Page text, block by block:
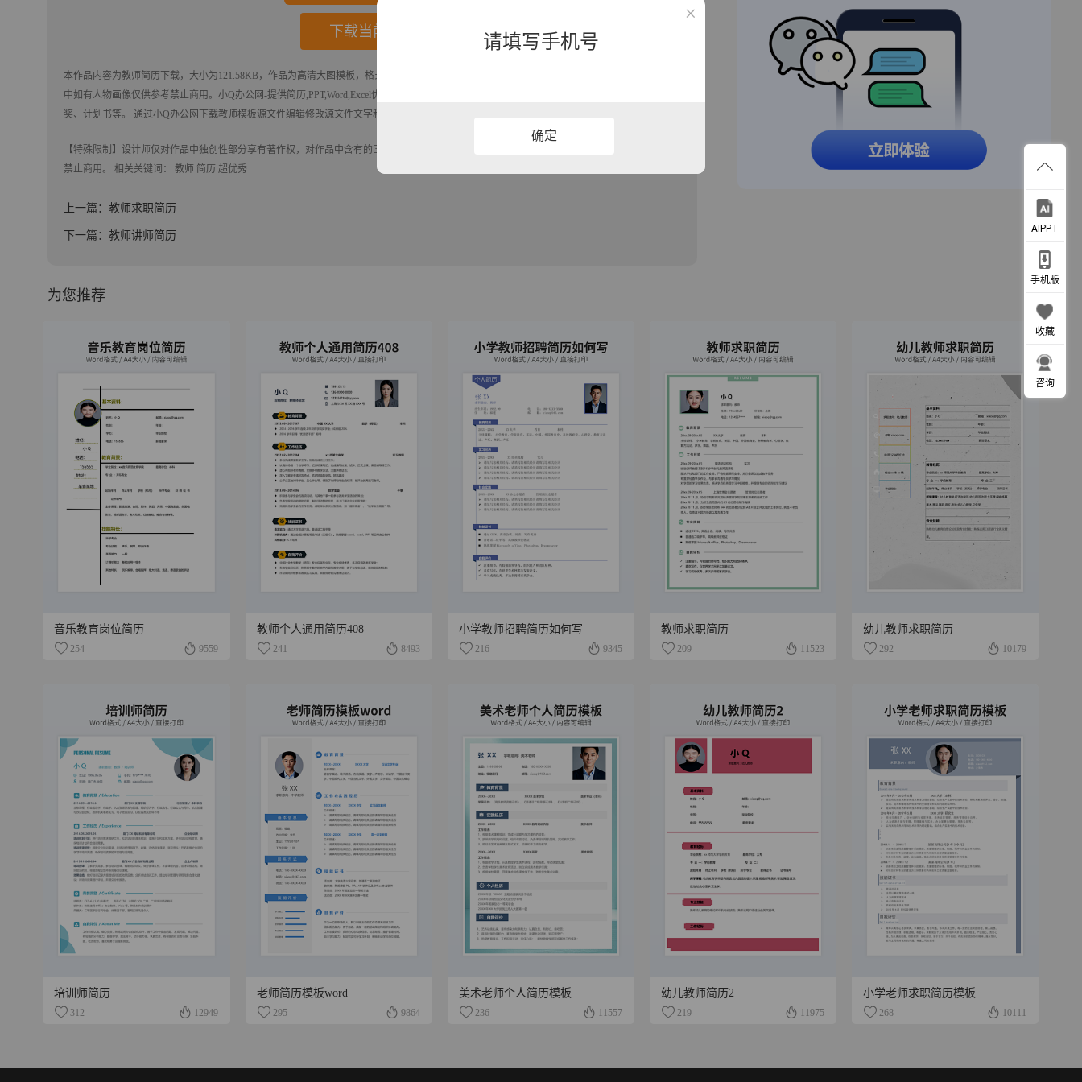
下载当前模板
本作品内容为教师简历下载，大小为121.58KB，作品为高清大图模板，格式为docx， 属于
中如有人物画像仅供参考禁止商用。 小Q办公网-提供简历,PPT,Word,Excel优质模板素材下载
奖、计划书等。 通过小Q办公网下载教师模板源文件编辑修改源文件文字和图片即可使用。
【特殊限制】设计师仅对作品中独创性部分享有著作权，对作品中含有的国旗、国徽等政治图案不享有权利，仅作为作品整体效果的示例展示，
禁止商用。 相关关键词： 教师 简历 超优秀
上一篇：教师求职简历
下一篇：教师讲师简历
为您推荐
音乐教育岗位简历
254 9559
教师个人通用简历408
241 8493
小学教师招聘简历如何写
216 9345
教师求职简历
209 11523
幼儿教师求职简历
292 10179
培训师简历
312 12949
老师简历模板word
295 9864
美术老师个人简历模板
236 11557
幼儿教师简历2
219 11975
小学老师求职简历模板
268 10111
AIPPT
手机版
收藏
咨询
请填写手机号
确定